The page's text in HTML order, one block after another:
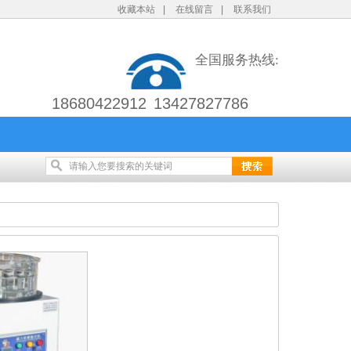
收藏本站 在线留言 联系我们
全国服务热线:
18680422912 13427827786